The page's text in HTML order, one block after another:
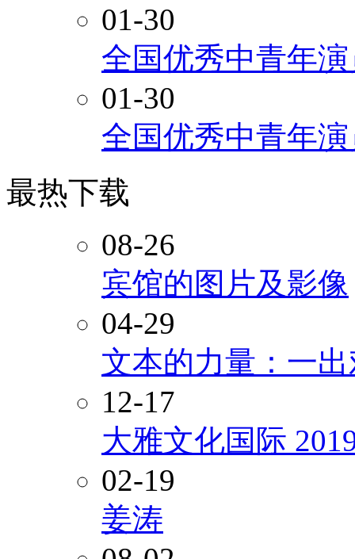
01-30
全国优秀中青年
01-30
全国优秀中青年
最热下载
08-26
宾馆的图片及影像
04-29
文本的力量：一
12-17
大雅文化国际
02-19
姜涛